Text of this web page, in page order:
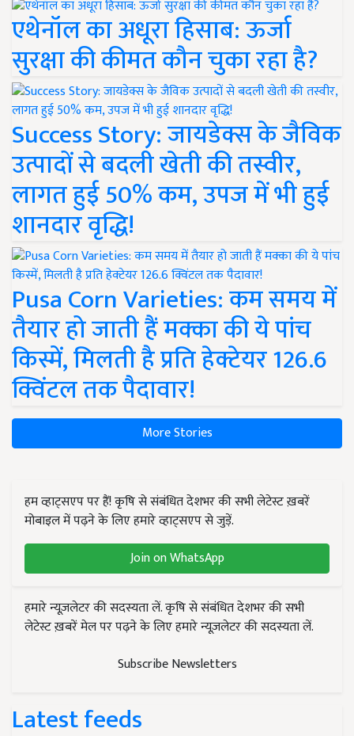
एथेनॉल का अधूरा हिसाब: ऊर्जा
सुरक्षा की कीमत कौन चुका रहा है?
Success Story: जायडेक्स के जैविक
उत्पादों से बदली खेती की तस्वीर,
लागत हुई 50% कम, उपज में भी हुई
शानदार वृद्धि!
Pusa Corn Varieties: कम समय में
तैयार हो जाती हैं मक्का की ये पांच
किस्में, मिलती है प्रति हेक्टेयर 126.6
क्विंटल तक पैदावार!
More Stories
हम व्हाट्सएप पर हैं! कृषि से संबंधित देशभर की सभी लेटेस्ट ख़बरें
मोबाइल में पढ़ने के लिए हमारे व्हाट्सएप से जुड़ें.
Join on WhatsApp
हमारे न्यूज़लेटर की सदस्यता लें. कृषि से संबंधित देशभर की सभी
लेटेस्ट ख़बरें मेल पर पढ़ने के लिए हमारे न्यूज़लेटर की सदस्यता लें.
Subscribe Newsletters
Latest feeds